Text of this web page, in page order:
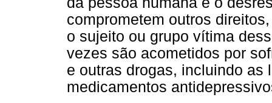
comprometem outros
o sujeito ou grupo vítima
vezes são acometidos por
e outras drogas, incluindo as
medicamentos